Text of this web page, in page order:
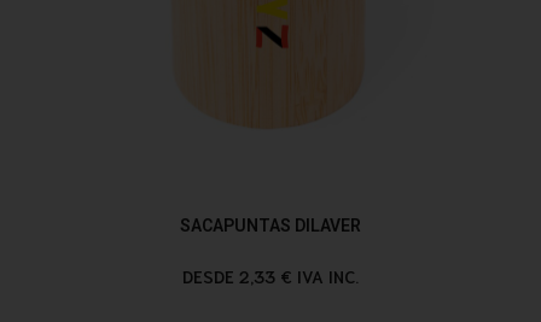
SACAPUNTAS DILAVER
DESDE 2,33 € IVA INC.